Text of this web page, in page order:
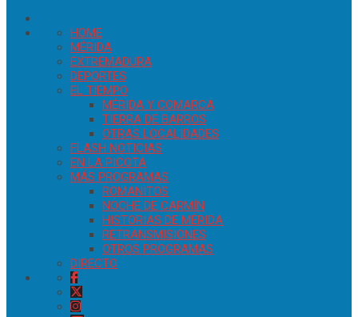
HOME
MÉRIDA
EXTREMADURA
DEPORTES
EL TIEMPO
MÉRIDA Y COMARCA
TIERRA DE BARROS
OTRAS LOCALIDADES
FLASH NOTICIAS
EN LA PICOTA
MÁS PROGRAMAS
ROMANITOS
NOCHE DE CARMÍN
HISTORIAS DE MÉRIDA
RETRANSMISIONES
OTROS PROGRAMAS
DIRECTO